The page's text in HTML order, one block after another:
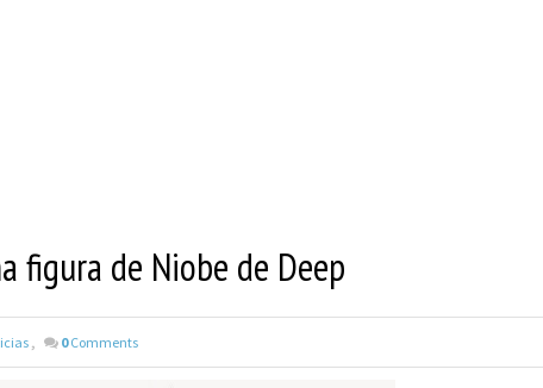
figura de Niobe de Deep
, 0 Comments